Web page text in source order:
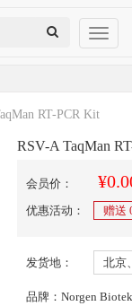
Toggle
RT-PCR Kit
RSV-A TaqMan
会员价：
优惠活动： 赠送
发货地： 北京
品牌：Norgen Biotek